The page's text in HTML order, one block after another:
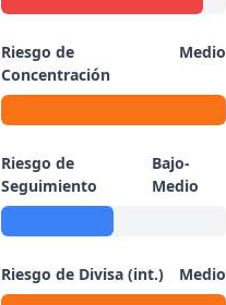
Riesgo de
Concentración
Medio
Riesgo de
Seguimiento
Bajo-
Medio
Riesgo de Divisa (int.) Medio